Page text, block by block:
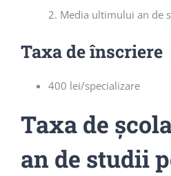
2. Media ultimului an de
Taxa de înscriere
400 lei/specializare
Taxa de
an de studii